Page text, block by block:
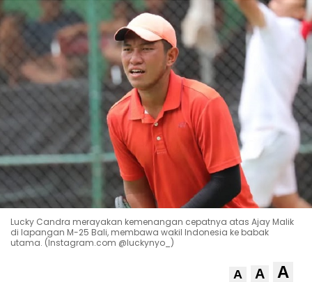
Lucky Candra merayakan kemenangan cepatnya atas Ajay Malik
di lapangan M-25 Bali, membawa wakil Indonesia ke babak
utama. (Instagram.com @luckynyo_)
A A A